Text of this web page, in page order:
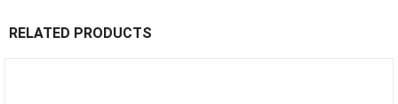
RELATED PRODUCTS